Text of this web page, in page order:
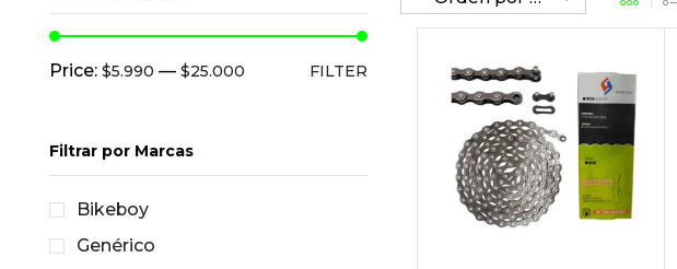
FILTER
Price: $5.990 — $25.000
Filtrar por Marcas
Bikeboy
Genérico